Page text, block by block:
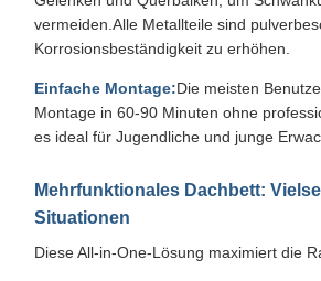
vermeiden.Alle Metallteile sind
Korrosionsbeständigkeit zu erhöhen.
Einfache Montage:Die meisten
Montage in 60-90 Minuten ohne
es ideal für Jugendliche und junge
Mehrfunktionales Dachbett:
Situationen
Diese All-in-One-Lösung maximiert die